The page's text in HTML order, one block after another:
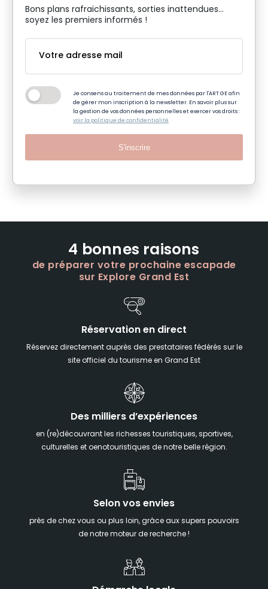
Bons plans rafraichissants, sorties inattendues…
soyez les premiers informés !
Je consens au traitement de mes données par l'ART GE afin
de gérer mon inscription à la newsletter. En savoir plus sur
la gestion de vos données personnelles et exercer vos droits :
voir la politique de confidentialité
S'inscrire
4 bonnes raisons
de préparer votre prochaine escapade
sur Explore Grand Est
Réservation en direct
Réservez directement auprès des prestataires fédérés sur le
site officiel du tourisme en Grand Est
Des milliers d’expériences
en (re)découvrant les richesses touristiques, sportives,
culturelles et oenotouristiques de notre belle région.
Selon vos envies
près de chez vous ou plus loin, grâce aux supers pouvoirs
de notre moteur de recherche !